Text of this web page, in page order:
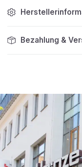
Bezahlung &